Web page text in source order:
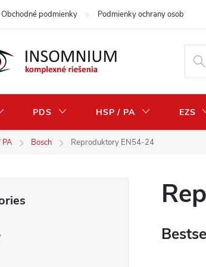
Obchodné podmienky Podmienky ochrany osobných
PDS HSP / PA EZS
PA Bosch Reproduktory EN54-24